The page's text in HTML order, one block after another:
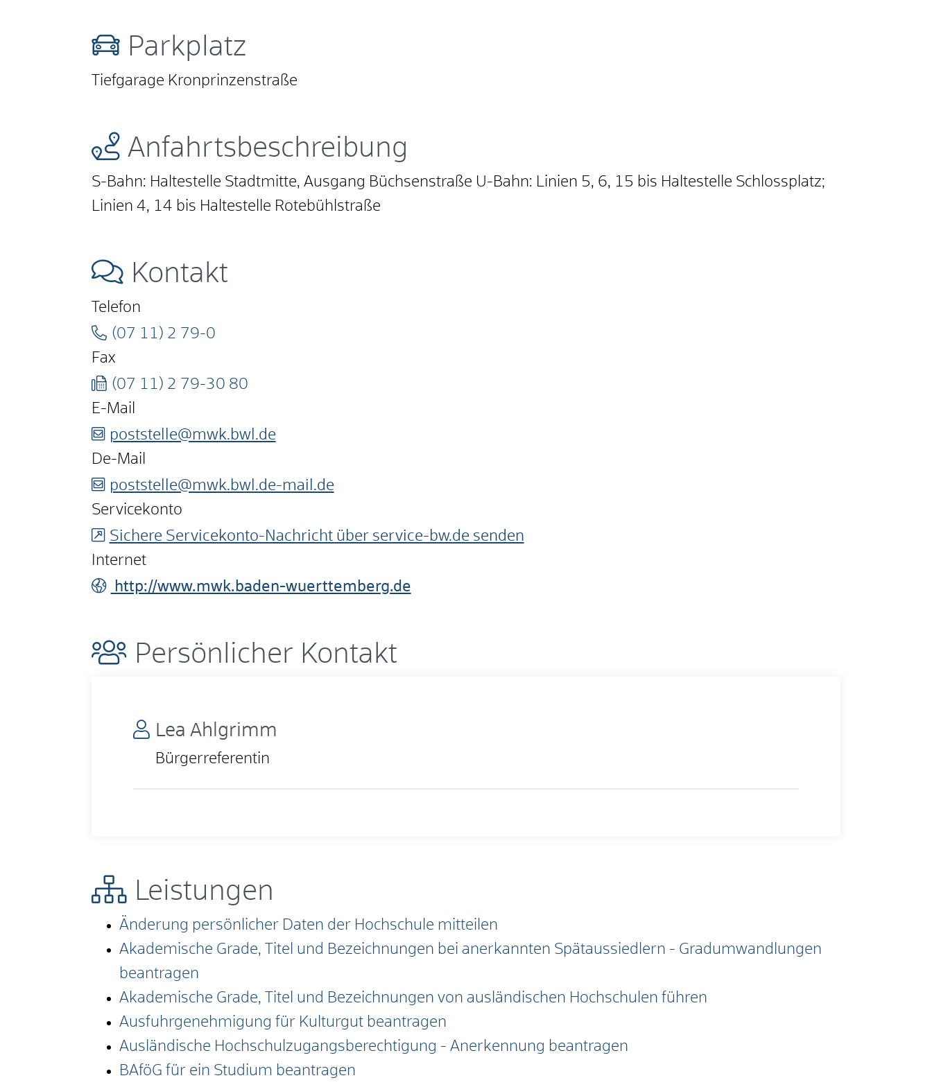
Parkplatz
Tiefgarage Kronprinzenstraße
Anfahrtsbeschreibung
S-Bahn: Haltestelle Stadtmitte, Ausgang Büchsenstraße U-Bahn: Linien 5, 6, 15 bis Haltestelle Schlossplatz;
Linien 4, 14 bis Haltestelle Rotebühlstraße
Kontakt
Telefon
(07 11) 2 79-0
Fax
(07 11) 2 79-30 80
E-Mail
poststelle@mwk.bwl.de
De-Mail
poststelle@mwk.bwl.de-mail.de
Servicekonto
Sichere Servicekonto-Nachricht über service-bw.de senden
Internet
http://www.mwk.baden-wuerttemberg.de
Persönlicher Kontakt
Lea Ahlgrimm
Bürgerreferentin
Leistungen
Änderung persönlicher Daten der Hochschule mitteilen
Akademische Grade, Titel und Bezeichnungen bei anerkannten Spätaussiedlern - Gradumwandlungen
beantragen
Akademische Grade, Titel und Bezeichnungen von ausländischen Hochschulen führen
Ausfuhrgenehmigung für Kulturgut beantragen
Ausländische Hochschulzugangsberechtigung - Anerkennung beantragen
BAföG für ein Studium beantragen